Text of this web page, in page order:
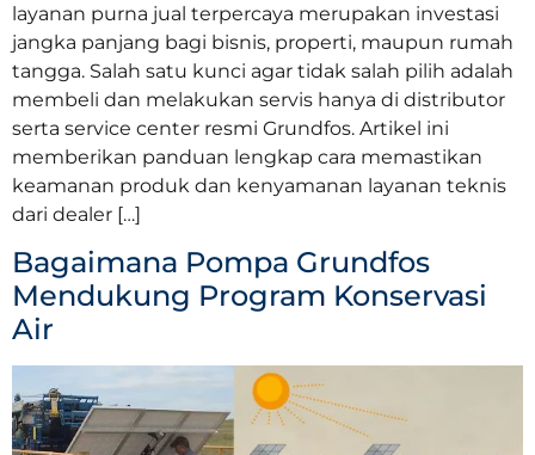
layanan purna jual terpercaya merupakan investasi
jangka panjang bagi bisnis, properti, maupun rumah
tangga. Salah satu kunci agar tidak salah pilih adalah
membeli dan melakukan servis hanya di distributor
serta service center resmi Grundfos. Artikel ini
memberikan panduan lengkap cara memastikan
keamanan produk dan kenyamanan layanan teknis
dari dealer […]
Bagaimana Pompa Grundfos
Mendukung Program Konservasi
Air